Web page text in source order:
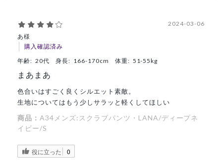
あ様
購入確認済み
2024-03-06
年齢: 20代 身長: 166-170cm 体重: 51-55kg
まあまあ
色合いはすごく良くシルエット素敵。
生地についてはもう少しサラッと軽くしてほしい
商品： A34メンズ:スクラブパンツ・LANA/ディープネ
イビー/S
役に立った 0